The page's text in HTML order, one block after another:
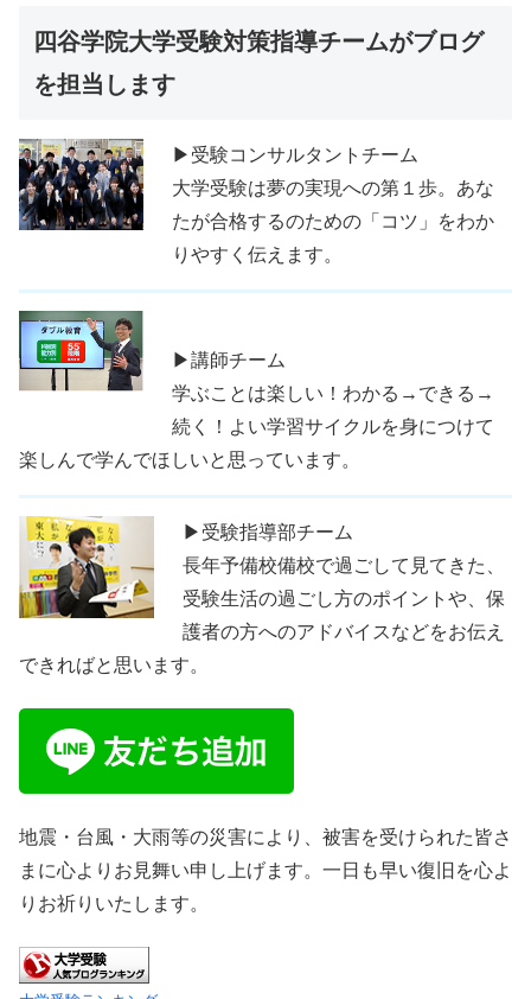
四谷学院大学受験対策指導チームがブログ
を担当します
▶受験コンサルタントチーム
大学受験は夢の実現への第１歩。あな
たが合格するのための「コツ」をわか
りやすく伝えます。
▶講師チーム
学ぶことは楽しい！わかる→できる→
続く！よい学習サイクルを身につけて
楽しんで学んでほしいと思っています。
▶受験指導部チーム
長年予備校備校で過ごして見てきた、
受験生活の過ごし方のポイントや、保
護者の方へのアドバイスなどをお伝え
できればと思います。
地震・台風・大雨等の災害により、被害を受けられた皆さ
まに心よりお見舞い申し上げます。一日も早い復旧を心よ
りお祈りいたします。